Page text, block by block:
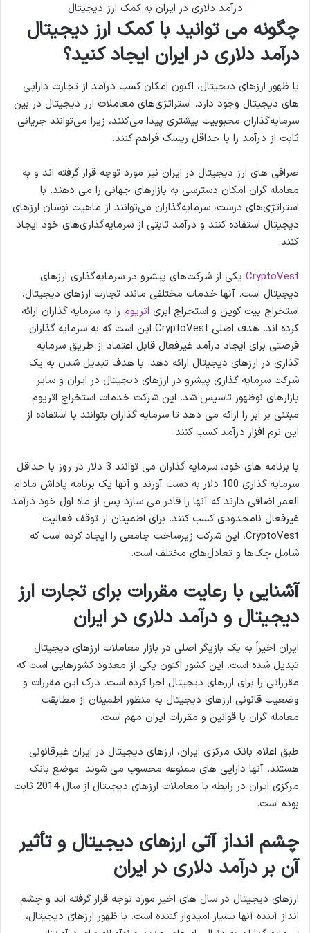
درآمد دلاری در ایران به کمک ارز دیجیتال
چگونه می توانید با کمک ارز دیجیتال
درآمد دلاری در ایران ایجاد کنید؟
با ظهور ارزهای دیجیتال، اکنون امکان کسب درآمد از تجارت دارایی
های دیجیتال وجود دارد. استراتژی‌های معاملات ارز دیجیتال در بین
سرمایه‌گذاران محبوبیت بیشتری پیدا می‌کنند، زیرا می‌توانند جریانی
ثابت از درآمد را با حداقل ریسک فراهم کنند.
صرافی های ارز دیجیتال در ایران نیز مورد توجه قرار گرفته اند و به
معامله گران امکان دسترسی به بازارهای جهانی را می دهند. با
استراتژی‌های درست، سرمایه‌گذاران می‌توانند از ماهیت نوسان ارزهای
دیجیتال استفاده کنند و درآمد ثابتی از سرمایه‌گذاری‌های خود ایجاد
کنند.
CryptoVest یکی از شرکت‌های پیشرو در سرمایه‌گذاری ارزهای
دیجیتال است. آنها خدمات مختلفی مانند تجارت ارزهای دیجیتال،
استخراج بیت کوین و استخراج ابری اتریوم را به سرمایه گذاران ارائه
کرده اند. هدف اصلی CryptoVest این است که به سرمایه گذاران
فرصتی برای ایجاد درآمد غیرفعال قابل اعتماد از طریق سرمایه
گذاری در ارزهای دیجیتال ارائه دهد. با هدف تبدیل شدن به یک
شرکت سرمایه گذاری پیشرو در ارزهای دیجیتال در ایران و سایر
بازارهای نوظهور تاسیس شد. این شرکت خدمات استخراج اتریوم
مبتنی بر ابر را ارائه می دهد تا سرمایه گذاران بتوانند با استفاده از
این نرم افزار درآمد کسب کنند.
با برنامه های خود، سرمایه گذاران می توانند 3 دلار در روز با حداقل
سرمایه گذاری 100 دلار به دست آورند و آنها یک برنامه پاداش مادام
العمر اضافی دارند که آنها را قادر می سازد پس از ماه اول خود درآمد
غیرفعال نامحدودی کسب کنند. برای اطمینان از توقف فعالیت
CryptoVest، این شرکت زیرساخت جامعی را ایجاد کرده است که
شامل چک‌ها و تعادل‌های مختلف است.
آشنایی با رعایت مقررات برای تجارت ارز
دیجیتال و درآمد دلاری در ایران
ایران اخیراً به یک بازیگر اصلی در بازار معاملات ارزهای دیجیتال
تبدیل شده است. این کشور اکنون یکی از معدود کشورهایی است که
مقرراتی را برای ارزهای دیجیتال اجرا کرده است. درک این مقررات و
وضعیت قانونی ارزهای دیجیتال به منظور اطمینان از مطابقت
معامله گران با قوانین و مقررات ایران مهم است.
طبق اعلام بانک مرکزی ایران، ارزهای دیجیتال در ایران غیرقانونی
هستند. آنها دارایی های ممنوعه محسوب می شوند. موضع بانک
مرکزی ایران در رابطه با معاملات ارزهای دیجیتال از سال 2014 ثابت
بوده است.
چشم انداز آتی ارزهای دیجیتال و تأثیر
آن بر درآمد دلاری در ایران
ارزهای دیجیتال در سال های اخیر مورد توجه قرار گرفته اند و چشم
انداز آینده آنها بسیار امیدوار کننده است. با ظهور ارزهای دیجیتال،